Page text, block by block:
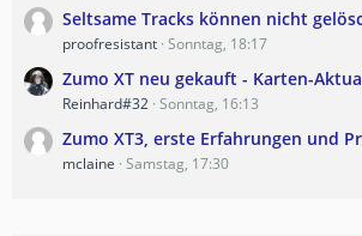
Seltsame Tracks können nicht
proofresistant Sonntag, 18:17
Zumo XT neu gekauft - Karten-
Reinhard#32 Sonntag, 16:13
Zumo XT3, erste Erfahrungen und
mclaine Samstag, 17:30